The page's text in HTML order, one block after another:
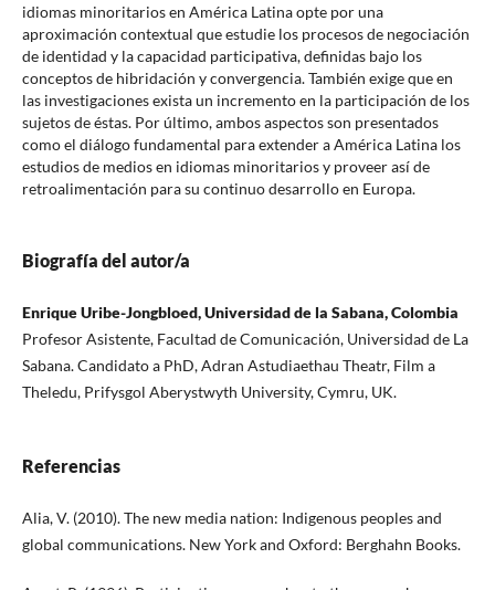
idiomas minoritarios en América Latina opte por una
aproximación contextual que estudie los procesos de negociación
de identidad y la capacidad participativa, definidas bajo los
conceptos de hibridación y convergencia. También exige que en
las investigaciones exista un incremento en la participación de los
sujetos de éstas. Por último, ambos aspectos son presentados
como el diálogo fundamental para extender a América Latina los
estudios de medios en idiomas minoritarios y proveer así de
retroalimentación para su continuo desarrollo en Europa.
Biografía del autor/a
Enrique Uribe-Jongbloed, Universidad de la Sabana, Colombia
Profesor Asistente, Facultad de Comunicación, Universidad de La
Sabana. Candidato a PhD, Adran Astudiaethau Theatr, Film a
Theledu, Prifysgol Aberystwyth University, Cymru, UK.
Referencias
Alia, V. (2010). The new media nation: Indigenous peoples and
global communications. New York and Oxford: Berghahn Books.